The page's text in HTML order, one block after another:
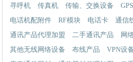
寻呼机
传真机 传输、交换设备
电话机配附件
RF模块 电话卡 通信
通讯产品代理加盟
二手通讯产品
网
其他无线网络设备
布线产品 VPN设